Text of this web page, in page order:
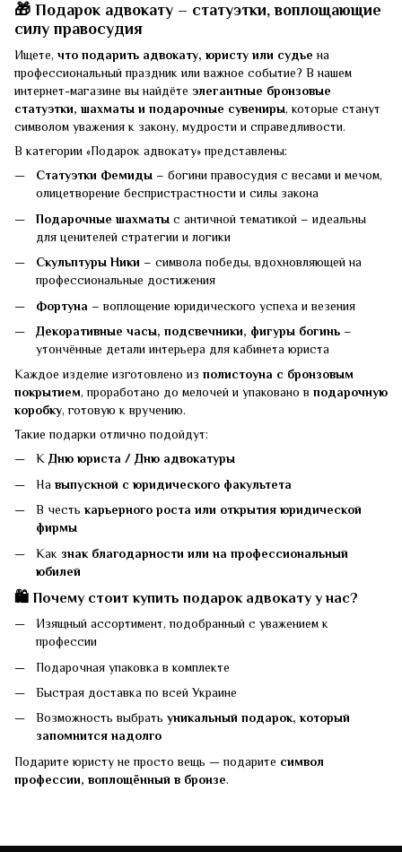
🎁 Подарок адвокату – статуэтки, воплощающие
силу правосудия
Ищете, что подарить адвокату, юристу или судье на
профессиональный праздник или важное событие? В нашем
интернет-магазине вы найдёте элегантные бронзовые
статуэтки, шахматы и подарочные сувениры, которые станут
символом уважения к закону, мудрости и справедливости.
В категории «Подарок адвокату» представлены:
Статуэтки Фемиды – богини правосудия с весами и мечом,
олицетворение беспристрастности и силы закона
Подарочные шахматы с античной тематикой – идеальны
для ценителей стратегии и логики
Скульптуры Ники – символа победы, вдохновляющей на
профессиональные достижения
Фортуна – воплощение юридического успеха и везения
Декоративные часы, подсвечники, фигуры богинь –
утончённые детали интерьера для кабинета юриста
Каждое изделие изготовлено из полистоуна с бронзовым
покрытием, проработано до мелочей и упаковано в подарочную
коробку, готовую к вручению.
Такие подарки отлично подойдут:
К Дню юриста / Дню адвокатуры
На выпускной с юридического факультета
В честькарьерного роста или открытия юридической
фирмы
Как знак благодарности или на профессиональный
юбилей
🛍 Почему стоит купить подарок адвокату у нас?
Изящный ассортимент, подобранный с уважением к
профессии
Подарочная упаковка в комплекте
Быстрая доставка по всей Украине
Возможность выбрать уникальный подарок, который
запомнится надолго
Подарите юристу не просто вещь — подарите символ
профессии, воплощённый в бронзе.